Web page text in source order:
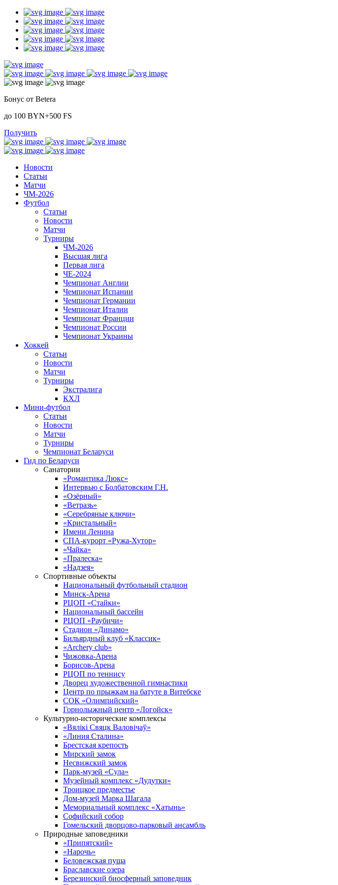
Бонус от Betera
до 100 BYN+500 FS
Получить
Новости
Статьи
Матчи
ЧМ-2026
Футбол
Статьи
Новости
Матчи
Турниры
ЧМ-2026
Высшая лига
Первая лига
ЧЕ-2024
Чемпионат Англии
Чемпионат Испании
Чемпионат Германии
Чемпионат Италии
Чемпионат Франции
Чемпионат России
Чемпионат Украины
Хоккей
Статьи
Новости
Матчи
Турниры
Экстралига
КХЛ
Мини-футбол
Статьи
Новости
Матчи
Турниры
Чемпионат Беларуси
Гид по Беларуси
Санатории
«Романтика Люкс»
Интервью с Болбатовским Г.Н.
«Озёрный»
«Ветразь»
«Серебряные ключи»
«Кристальный»
Имени Ленина
СПА-курорт «Ружа-Хутор»
«Чайка»
«Пралеска»
«Надзея»
Спортивные объекты
Национальный футбольный стадион
Минск-Арена
РЦОП «Стайки»
Национальный бассейн
РЦОП «Раубичи»
Стадион «Динамо»
Бильярдный клуб «Классик»
«Archery club»
Чижовка-Арена
Борисов-Арена
РЦОП по теннису
Дворец художественной гимнастики
Центр по прыжкам на батуте в Витебске
СОК «Олимпийский»
Горнолыжный центр «Логойск»
Культурно-исторические комплексы
«Вялікі Свяцк Валовічаў»
«Линия Сталина»
Брестская крепость
Мирский замок
Несвижский замок
Парк-музей «Сула»
Музейный комплекс «Дудутки»
Троицкое предместье
Дом-музей Марка Шагала
Мемориальный комплекс «Хатынь»
Софийский собор
Гомельский дворцово-парковый ансамбль
Природные заповедники
«Припятский»
«Нарочь»
Беловежская пуща
Браславские озера
Березинский биосферный заповедник